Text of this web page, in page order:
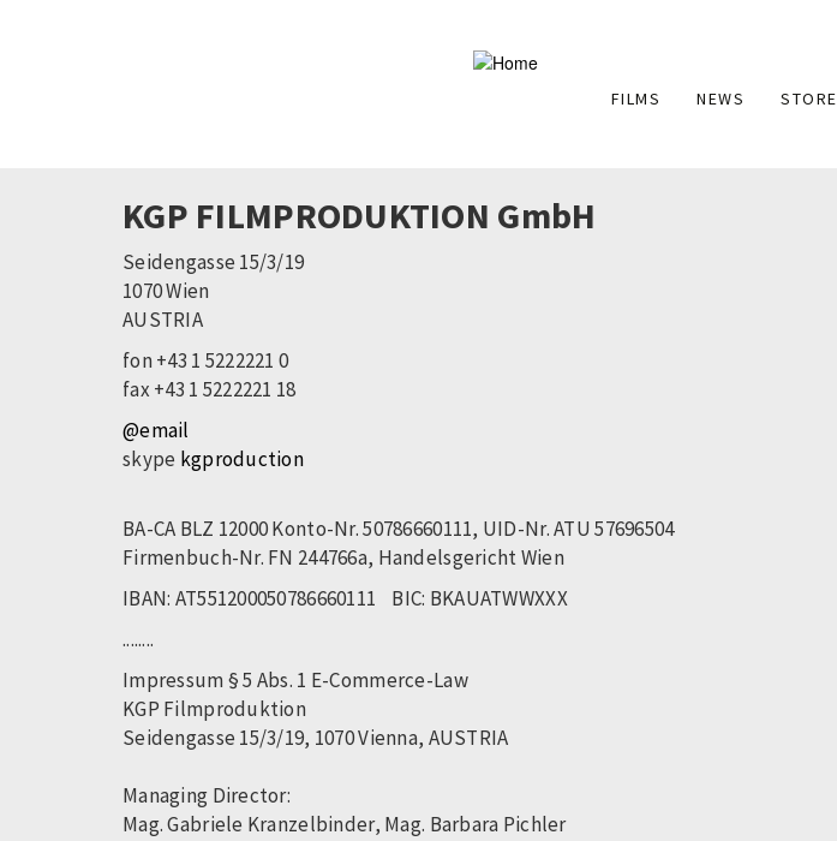
Main
FILMS NEWS STORE
KGP FILMPRODUKTION GmbH
Seidengasse 15/3/19
1070 Wien
AUSTRIA
fon +43 1 5222221 0
fax +43 1 5222221 18
@email
skype kgproduction
BA-CA BLZ 12000 Konto-Nr. 50786660111, UID-Nr. ATU 57696504
Firmenbuch-Nr. FN 244766a, Handelsgericht Wien
IBAN: AT551200050786660111 BIC: BKAUATWWXXX
........
Impressum § 5 Abs. 1 E-Commerce-Law
KGP Filmproduktion
Seidengasse 15/3/19, 1070 Vienna, AUSTRIA
Managing Director:
Mag. Gabriele Kranzelbinder, Mag. Barbara Pichler